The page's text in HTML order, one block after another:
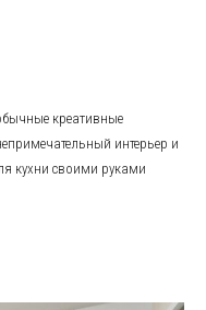
креативные
интерьер и
кухни своими руками